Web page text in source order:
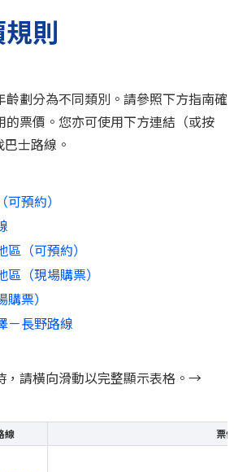
則
齡劃分為不同類別。請參照下方指南確
的票價。您亦可使用下方連結（或按
士路線。
預約）
（可預約）
（現場購票）
票）
－長野路線
，請橫向滑動以完整顯示表格。→
線 票價